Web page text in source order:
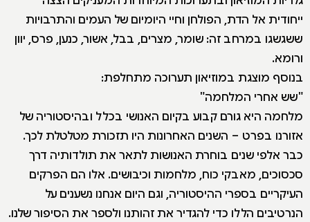
ייחודית אל הדת, הפולחן וחיי היומיום של העמים והתרבויות
ששגשגו במרחב זה: שומר, מצרים, בבל, אשור, כנען, פרס, יוון
ורומא.
בנוסף מוצגת במוזיאון תערוכה מתחלפת:
"שש אחרי המלחמה"
מלחמה היא גורם קבוע בקיום האנושי בכלל ובהיסטוריה של
אזורנו בפרט – השנים האחרונות היו תזכורת מטלטלת לכך.
כבר אלפי שנים בוחרת האנושות לתאר את תולדותיה דרך
סכסוכים, מאבקי כוח, מלחמות וכיבושים. אלו הם הפרקים
העיקריים בספרי ההיסטוריה, וגם היום אנחנו נשענים על
הנרטיבים הללו כדי להגדיר את זהותנו ולספר את הסיפור שלנו.